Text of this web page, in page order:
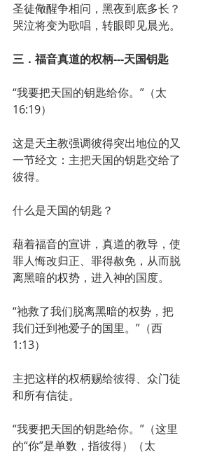
圣徒儆醒争相问，黑夜到底多长？
哭泣将变为歌唱，转眼即见晨光。
三．福音真道的权柄---天国钥匙
“我要把天国的钥匙给你。”（太
16:19）
这是天主教强调彼得突出地位的又
一节经文：主把天国的钥匙交给了
彼得。
什么是天国的钥匙？
藉着福音的宣讲，真道的教导，使
罪人悔改归正、罪得赦免，从而脱
离黑暗的权势，进入神的国度。
“祂救了我们脱离黑暗的权势，把
我们迁到祂爱子的国里。”（西
1:13）
主把这样的权柄赐给彼得、众门徒
和所有信徒。
“我要把天国的钥匙给你。”（这里
的“你”是单数，指彼得）（太